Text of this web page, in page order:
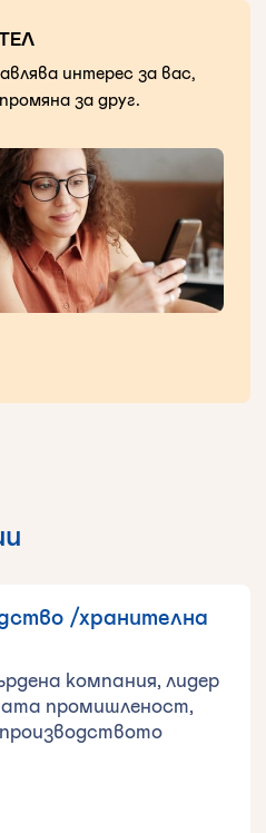
интерес за вас,
за друг.
/хранителна
компания, лидер
промишленост,